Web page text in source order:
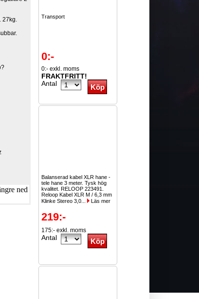
27kg.
ned
Transport
0:-
0:- exkl. moms
FRAKTFRITT!
Antal
Balanserad kabel XLR hane -
tele hane 3 meter. Tysk hög
kvalitet. RELOOP 223491.
Reloop Kabel XLR M / 6,3 mm
Klinke Stereo 3,0...
Läs mer
219:-
175:- exkl. moms
Antal